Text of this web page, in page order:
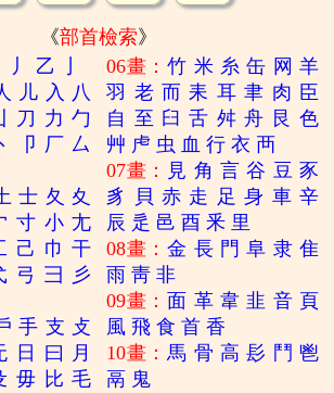
《部首檢索》
丿 乙
儿 入 八
刀 力 勹
卩 厂 厶
士 夂 夊
寸 小 尢
己 巾 干
弓 彐
彡
手 支 攴
日 曰 月
毋 比 毛
06畫：竹 米 糸 缶 网 羊
羽 老 而 耒 耳 聿 肉 臣
自 至 臼 舌 舛 舟 艮 色
艸 虍 虫 血 行 衣 襾
07畫： 見 角 言 谷 豆 豕
豸
貝 赤 走 足 身 車 辛
辰 辵 邑 酉 釆 里
08畫：金 長 門 阜 隶 隹
雨 靑 非
09畫： 面 革 韋 韭 音 頁
風 飛 食 首 香
10畫：馬 骨 高 髟 鬥 鬯
鬲 鬼